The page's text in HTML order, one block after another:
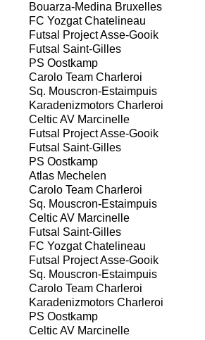
Bouarza-Medina Bruxelles
FC Yozgat Chatelineau
Futsal Project Asse-Gooik
Futsal Saint-Gilles
PS Oostkamp
Carolo Team Charleroi
Sq. Mouscron-Estaimpuis
Karadenizmotors Charleroi
Celtic AV Marcinelle
Futsal Project Asse-Gooik
Futsal Saint-Gilles
PS Oostkamp
Atlas Mechelen
Carolo Team Charleroi
Sq. Mouscron-Estaimpuis
Celtic AV Marcinelle
Futsal Saint-Gilles
FC Yozgat Chatelineau
Futsal Project Asse-Gooik
Sq. Mouscron-Estaimpuis
Carolo Team Charleroi
Karadenizmotors Charleroi
PS Oostkamp
Celtic AV Marcinelle